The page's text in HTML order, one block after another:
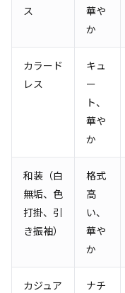
ス
華や
か
カラード
レス
キュ
ー
ト、
華や
か
和装（白
無垢、色
打掛、引
き振袖）
格式
高
い、
華や
か
カジュア
ナチ